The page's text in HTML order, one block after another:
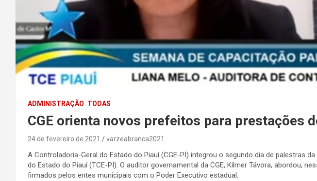
ADMINISTRAÇÃO TODAS
CGE orienta novos prefeitos para prestações
24 de fevereiro de 2021 varzeabranca2021
A Controladoria-Geral do Estado do Piauí (CGE-PI) integrou o segundo dia de palestras
do Estado do Piauí (TCE-PI). O auditor governamental da CGE, Kilmer Távora,
firmados pelos entes municipais com o Poder Executivo estadual.